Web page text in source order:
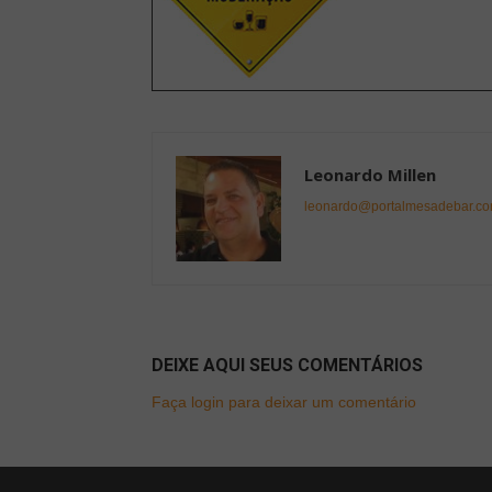
Leonardo Millen
DEIXE AQUI SEUS COMENTÁRIOS
Faça login para deixar um comentário